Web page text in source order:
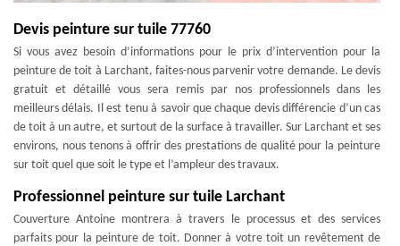
Devis peinture sur tuile 77760
Si vous avez besoin d’informations pour le prix d’intervention pour la
peinture de toit à Larchant, faites-nous parvenir votre demande. Le devis
gratuit et détaillé vous sera remis par nos professionnels dans les
meilleurs délais. Il est tenu à savoir que chaque devis différencie d’un cas
de toit à un autre, et surtout de la surface à travailler. Sur Larchant et ses
environs, nous tenons à offrir des prestations de qualité pour la peinture
sur toit quel que soit le type et l’ampleur des travaux.
Professionnel peinture sur tuile Larchant
Couverture Antoine montrera à travers le processus et des services
parfaits pour la peinture de toit. Donner à votre toit un revêtement de